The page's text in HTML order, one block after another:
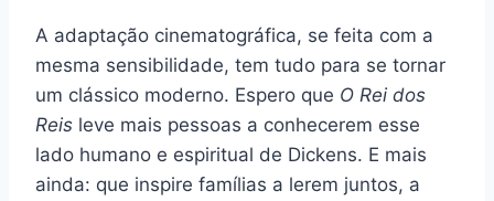
A adaptação cinematográfica, se feita com a
mesma sensibilidade, tem tudo para se tornar
um clássico moderno. Espero que O Rei dos
Reis leve mais pessoas a conhecerem esse
lado humano e espiritual de Dickens. E mais
ainda: que inspire famílias a lerem juntos, a